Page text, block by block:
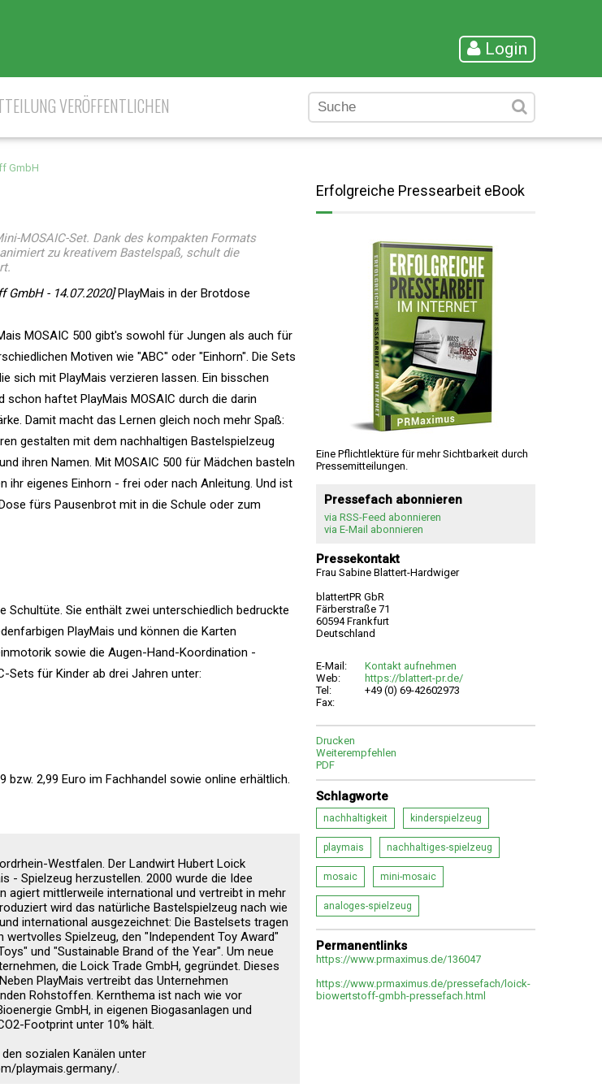
Login
VERÖFFENTLICHEN
GmbH
MOSAIC-Set. Dank des kompakten Formats
zu kreativem Bastelspaß, schult die
- 14.07.2020]PlayMais in der Brotdose
MOSAIC 500 gibt's sowohl für Jungen als auch für
Motiven wie "ABC" oder "Einhorn". Die Sets
sich mit PlayMais verzieren lassen. Ein bisschen
schon haftet PlayMais MOSAIC durch die darin
Damit macht das Lernen gleich noch mehr Spaß:
gestalten mit dem nachhaltigen Bastelspielzeug
ihren Namen. Mit MOSAIC 500 für Mädchen basteln
ihr eigenes Einhorn - frei oder nach Anleitung. Und ist
fürs Pausenbrot mit in die Schule oder zum
Schultüte. Sie enthält zwei unterschiedlich bedruckte
PlayMais und können die Karten
sowie die Augen-Hand-Koordination -
Sets für Kinder ab drei Jahren unter:
bzw. 2,99 Euro im Fachhandel sowie online erhältlich.
Westfalen. Der Landwirt Hubert Loick
- Spielzeug herzustellen. 2000 wurde die Idee
agiert mittlerweile international und vertreibt in mehr
wird das natürliche Bastelspielzeug nach wie
international ausgezeichnet: Die Bastelsets tragen
Spielzeug, den "Independent Toy Award"
und "Sustainable Brand of the Year". Um neue
die Loick Trade GmbH, gegründet. Dieses
PlayMais vertreibt das Unternehmen
Rohstoffen. Kernthema ist nach wie vor
GmbH, in eigenen Biogasanlagen und
Footprint unter 10% hält.
sozialen Kanälen unter
playmais.germany/.
Erfolgreiche Pressearbeit eBook
Eine Pflichtlektüre für mehr Sichtbarkeit durch
Pressemitteilungen.
Pressefach abonnieren
via RSS-Feed abonnieren
via E-Mail abonnieren
Pressekontakt
Frau Sabine Blattert-Hardwiger
blattertPR GbR
Färberstraße 71
60594 Frankfurt
Deutschland
E-Mail:
Kontakt aufnehmen
Web:
https://blattert-pr.de/
Tel:
+49 (0) 69-42602973
Fax:
Drucken
Weiterempfehlen
PDF
Schlagworte
nachhaltigkeit kinderspielzeug
playmais nachhaltiges-spielzeug
mosaic mini-mosaic
analoges-spielzeug
Permanentlinks
https://www.prmaximus.de/136047
https://www.prmaximus.de/pressefach/loick-
biowertstoff-gmbh-pressefach.html